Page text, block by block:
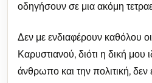
οδηγήσουν σε μια ακόμη
Δεν με ενδιαφέρουν καθόλου
Καρυστιανού, διότι η δική μου
άνθρωπο και την πολιτική,